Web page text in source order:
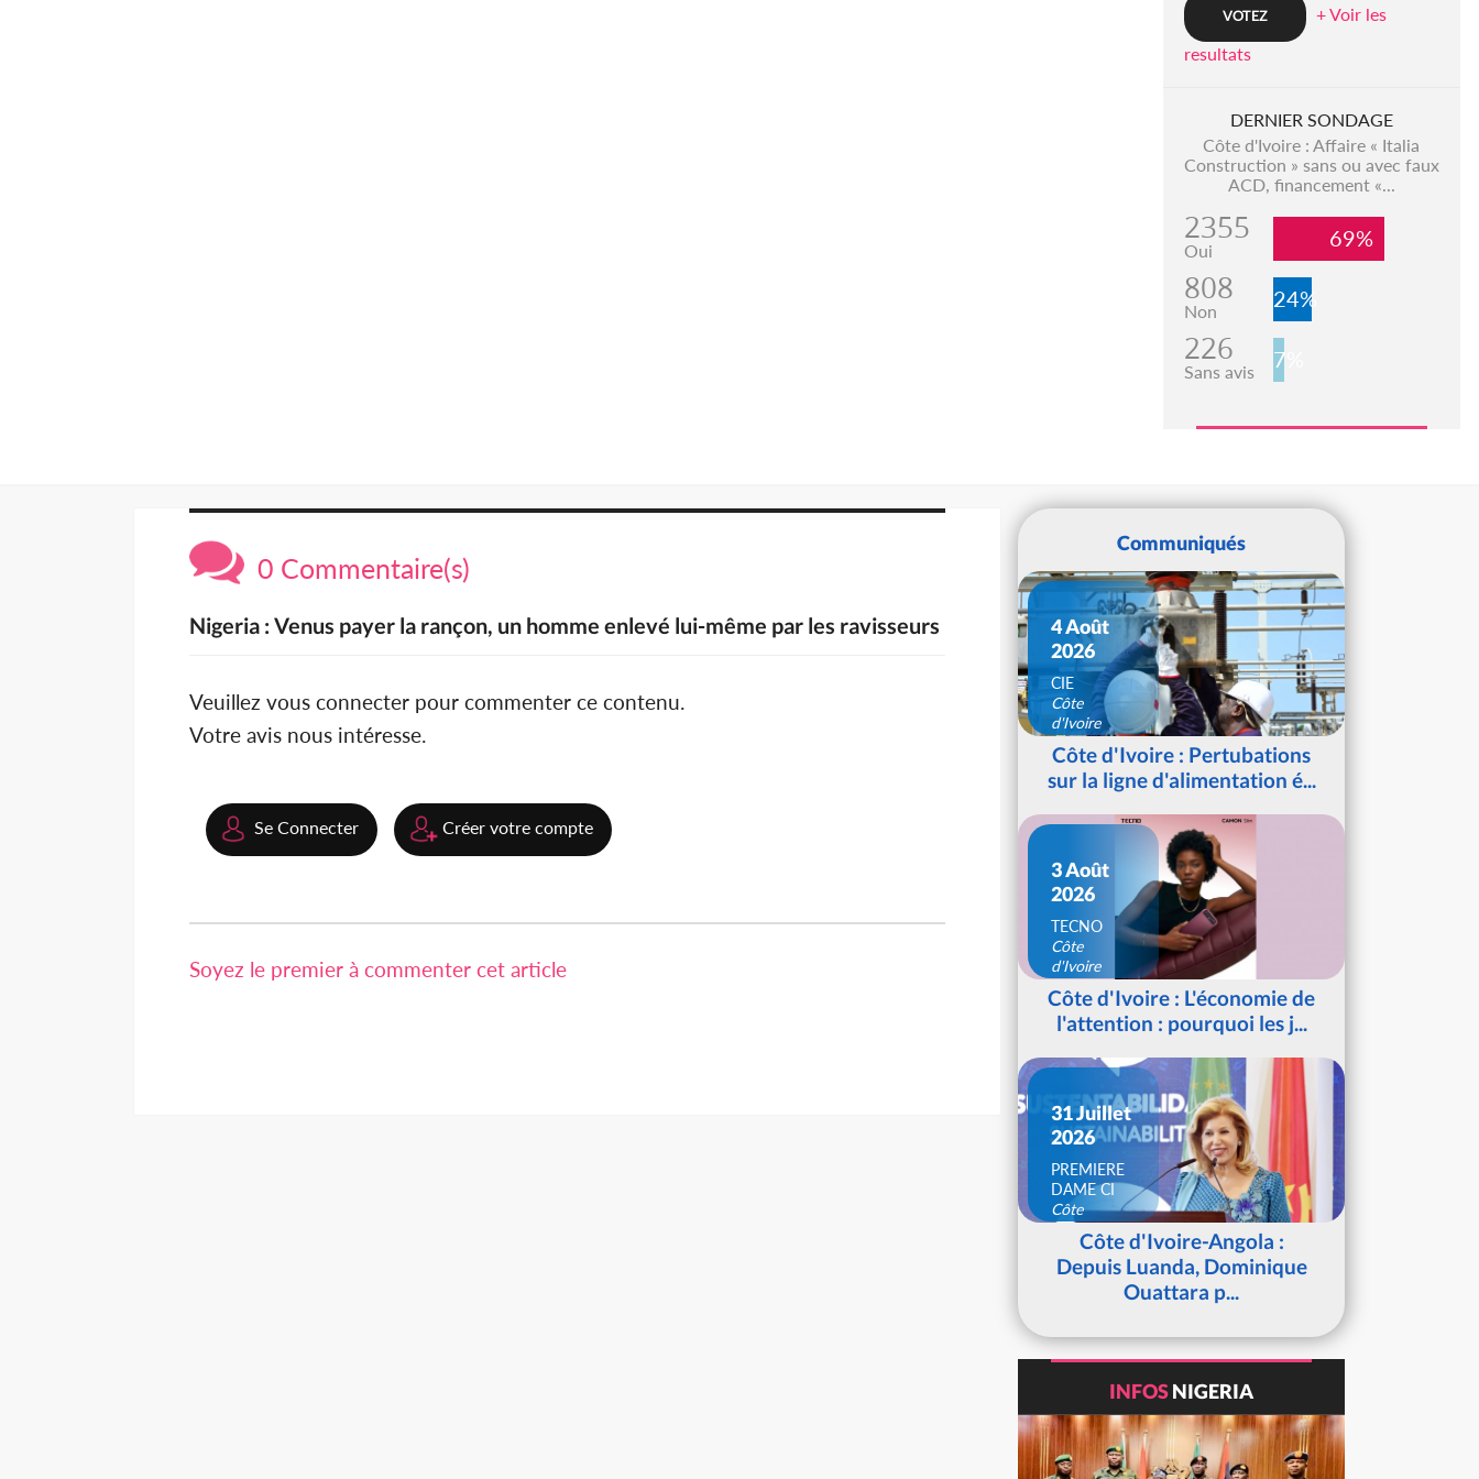
+ Voir les
resultats
DERNIER SONDAGE
Côte d'Ivoire : Affaire « Italia
Construction » sans ou avec faux
ACD, financement «...
2355
Oui 69%
808
Non 24%
226
Sans avis 7%
0 Commentaire(s)
Nigeria : Venus payer la rançon, un homme enlevé lui-même par les ravisseurs
Veuillez vous connecter pour commenter ce contenu.
Votre avis nous intéresse.
Se Connecter Créer votre compte
Soyez le premier à commenter cet article
Communiqués
4 Août
2026
CIE
Côte
d'Ivoire
Côte d'Ivoire : Pertubations
sur la ligne d'alimentation é...
3 Août
2026
TECNO
Côte
d'Ivoire
Côte d'Ivoire : L'économie de
l'attention : pourquoi les j...
31 Juillet
2026
PREMIERE
DAME CI
Côte
d'IvoireCôte d'Ivoire-Angola :
Depuis Luanda, Dominique
Ouattara p...
INFOSNIGERIA